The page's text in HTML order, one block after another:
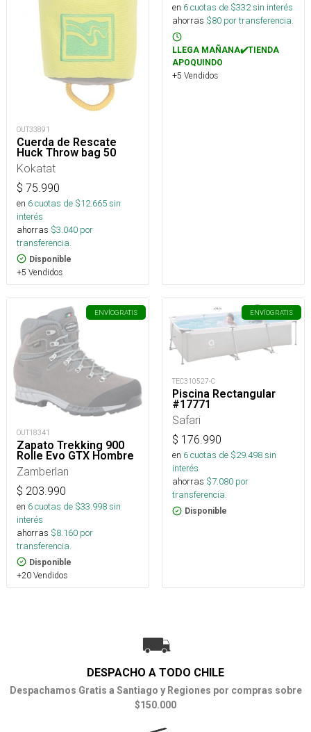
OUT33891
Cuerda de Rescate
Huck Throw bag 50
Kokatat
$ 75.990
en 6cuotas de $12.665sin
interés
ahorras $3.040 por
transferencia.
Disponible
+5 Vendidos
en 6cuotas de $332sin interés
ahorras $80 por transferencia.
LLEGA MAÑANA✔️TIENDA
APOQUINDO
+5 Vendidos
ENVÍOGRATIS
OUT18341
Zapato Trekking 900
Rolle Evo GTX Hombre
Zamberlan
$ 203.990
en 6cuotas de $33.998sin
interés
ahorras $8.160 por
transferencia.
Disponible
+20 Vendidos
ENVÍOGRATIS
TEC310527-C
Piscina Rectangular
#17771
Safari
$ 176.990
en 6cuotas de $29.498sin
interés
ahorras $7.080 por
transferencia.
Disponible
DESPACHO A TODO CHILE
Despachamos Gratis a Santiago y Regiones por compras sobre
$150.000